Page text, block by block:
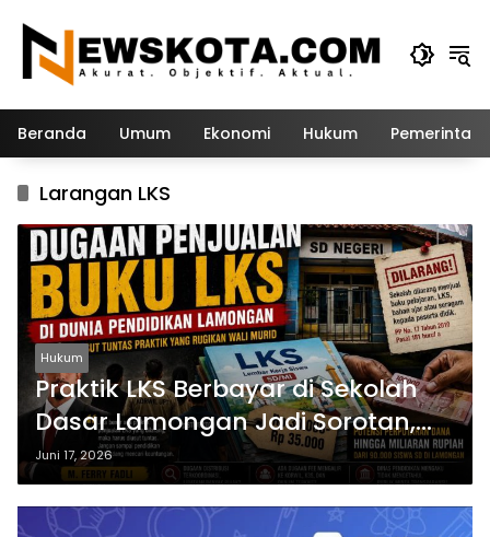
konten
Beranda Umum Ekonomi Hukum
Larangan LKS
Hukum
Praktik LKS Berbayar di Sekolah
Dasar Lamongan Jadi Sorotan,
FKBN Minta Investigasi
Menyeluruh
Juni 17, 2026